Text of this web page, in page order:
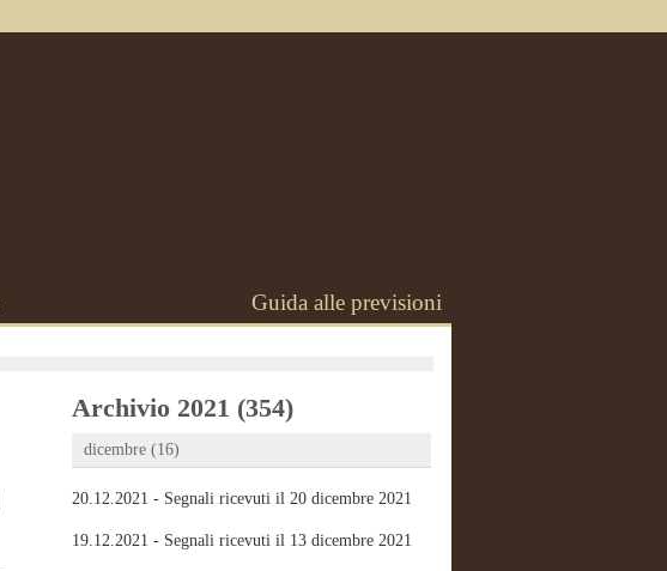
Guida alle previsioni
Archivio 2021 (354)
dicembre (16)
20.12.2021 - Segnali ricevuti il 20 dicembre 2021
19.12.2021 - Segnali ricevuti il 13 dicembre 2021